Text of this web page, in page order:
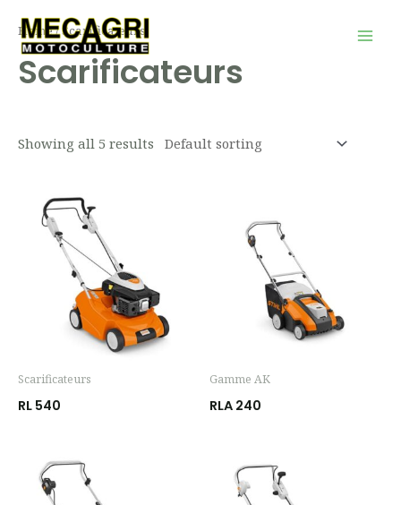
contenu
Home/ Scarificateurs
Scarificateurs
Showing all 5 results
Scarificateurs
RL 540
Gamme AK
RLA 240